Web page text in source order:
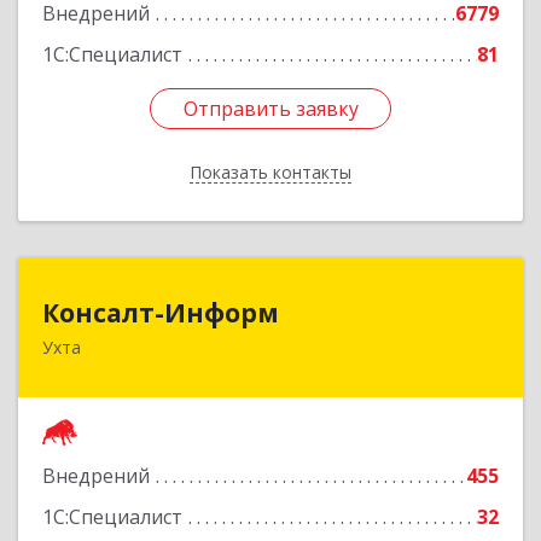
Внедрений
6779
1С:Специалист
81
Отправить заявку
Показать контакты
Отправить заявку
Назад
Консалт-Информ
Ухта
Внедрений
455
1С:Специалист
32
169300, Коми Респ, Ухта г, Строителей пр-д 1, 2